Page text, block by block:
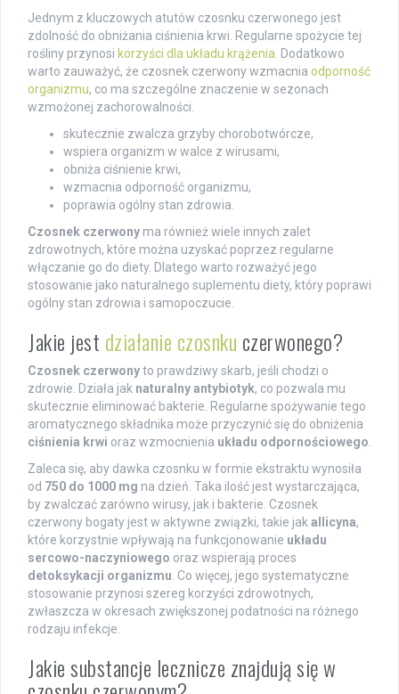
Jednym z kluczowych atutów czosnku czerwonego jest
zdolność do obniżania ciśnienia krwi. Regularne spożycie tej
rośliny przynosi korzyści dla układu krążenia . Dodatkowo
warto zauważyć, że czosnek czerwony wzmacnia odporność
organizmu, co ma szczególne znaczenie w sezonach
wzmożonej zachorowalności.
skutecznie zwalcza grzyby chorobotwórcze,
wspiera organizm w walce z wirusami,
obniża ciśnienie krwi,
wzmacnia odporność organizmu,
poprawia ogólny stan zdrowia.
Czosnek czerwony ma również wiele innych zalet
zdrowotnych, które można uzyskać poprzez regularne
włączanie go do diety. Dlatego warto rozważyć jego
stosowanie jako naturalnego suplementu diety, który poprawi
ogólny stan zdrowia i samopoczucie.
Jakie jest działanie czosnku czerwonego?
Czosnek czerwonyto prawdziwy skarb, jeśli chodzi o
zdrowie. Działa jak naturalny antybiotyk, co pozwala mu
skutecznie eliminować bakterie. Regularne spożywanie tego
aromatycznego składnika może przyczynić się do obniżenia
ciśnienia krwi oraz wzmocnienia układu odpornościowego
Zaleca się, aby dawka czosnku w formie ekstraktu wynosiła
od 750 do 1000 mg na dzień. Taka ilość jest wystarczająca,
by zwalczać zarówno wirusy, jak i bakterie. Czosnek
czerwony bogaty jest w aktywne związki, takie jak allicyna,
które korzystnie wpływają na funkcjonowanie układu
sercowo-naczyniowego oraz wspierają proces
detoksykacji organizmu . Co więcej, jego systematyczne
stosowanie przynosi szereg korzyści zdrowotnych,
zwłaszcza w okresach zwiększonej podatności na różnego
rodzaju infekcje.
Jakie substancje lecznicze znajdują się w